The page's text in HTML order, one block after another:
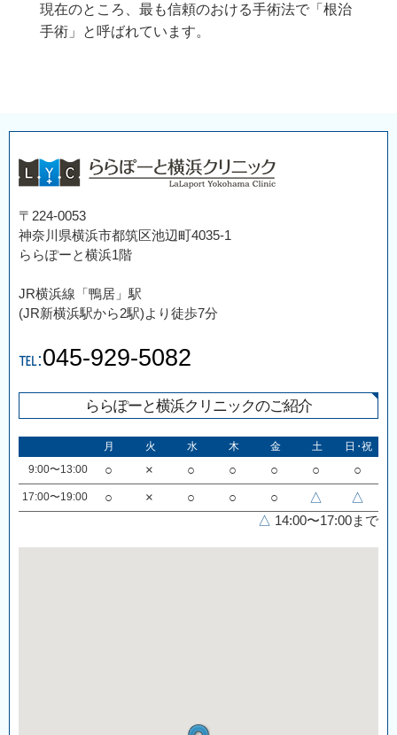
現在のところ、最も信頼のおける手術法で「根治
手術」と呼ばれています。
〒224-0053
神奈川県横浜市都筑区池辺町4035-1
ららぽーと横浜1階
JR横浜線「鴨居」駅
(JR新横浜駅から2駅)より徒歩7分
℡:045-929-5082
ららぽーと横浜クリニックのご紹介
月 火 水 木 金 土 日・祝
△ 14:00〜17:00まで
9:00〜13:00 ○ × ○ ○ ○ ○ ○
17:00〜19:00 ○ × ○ ○ ○ △ △